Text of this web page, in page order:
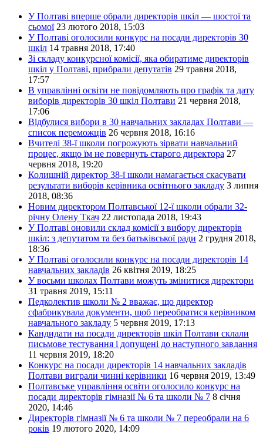
У Полтаві вперше обрали директорів шкіл — шостої та
сьомої 23 лютого 2018, 15:03
У Полтаві оголосили конкурс на посади директорів 30
шкіл 14 травня 2018, 17:40
Зі складу конкурсної комісії, яка обиратиме директорів
шкіл у Полтаві, прибрали депутатів 29 травня 2018,
17:57
В управлінні освіти не повідомляють про графік та дату
виборів директорів 30 шкіл Полтави 21 червня 2018,
17:06
Відбулися вибори в 30 навчальних закладах Полтави —
список переможців 26 червня 2018, 16:16
Вчителі 38-ї школи погрожують зірвати навчальний
процес, якщо їм не повернуть старого директора 27
червня 2018, 19:20
Колишній директор 38-ї школи намагається скасувати
результати виборів керівника освітнього закладу 3 липня
2018, 08:36
Новим директором Полтавської 12-ї школи обрали 32-
річну Олену Ткач 22 листопада 2018, 19:43
У Полтаві оновили склад комісії з вибору директорів
шкіл: з депутатом та без батьківської ради 2 грудня 2018,
18:36
У Полтаві оголосили конкурс на посади директорів 14
навчальних закладів 26 квітня 2019, 18:25
У восьми школах Полтави можуть змінитися директори
31 травня 2019, 15:11
Педколектив школи № 2 вважає, що директор
сфабрикувала документи, щоб переобратися керівником
навчального закладу 5 червня 2019, 17:13
Кандидати на посади директорів шкіл Полтави склали
письмове тестування і допущені до наступного завдання
11 червня 2019, 18:20
Конкурс на посади директорів 14 навчальних закладів
Полтави виграли чинні керівники 16 червня 2019, 13:49
Полтавське управління освіти оголосило конкурс на
посади директорів гімназії № 6 та школи № 7 8 січня
2020, 14:46
Директорів гімназії № 6 та школи № 7 переобрали на 6
років 19 лютого 2020, 14:09